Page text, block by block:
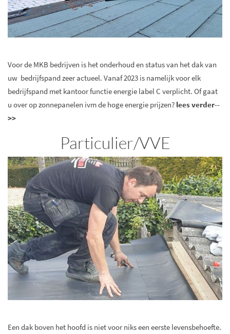
Voor de MKB bedrijven is het onderhoud en status van het dak van
uw bedrijfspand zeer actueel. Vanaf 2023 is namelijk voor elk
bedrijfspand met kantoor functie energie label C verplicht. Of gaat
u over op zonnepanelen ivm de hoge energie prijzen? lees verder--
>>
Particulier/VVE
Een dak boven het hoofd is niet voor niks een eerste levensbehoefte.